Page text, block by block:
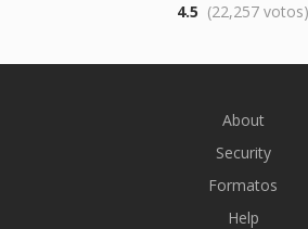
4.5 (22,257 votos)
About
Security
Formatos
Help